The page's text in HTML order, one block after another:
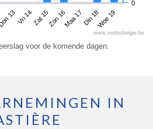
13Vri 14Zat 15Zon 16Maa 17Din 18Woe 19
0
www.meteobelgie.be
voor de komende dagen.
IN